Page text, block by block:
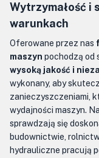
Wytrzymałość i
warunkach
Oferowane przez nas
maszyn pochodzą od
wysoką jakość i
wykonany, aby
zanieczyszczeniami,
wydajności maszyn.
sprawdzają się
budownictwie,
hydrauliczne pracują